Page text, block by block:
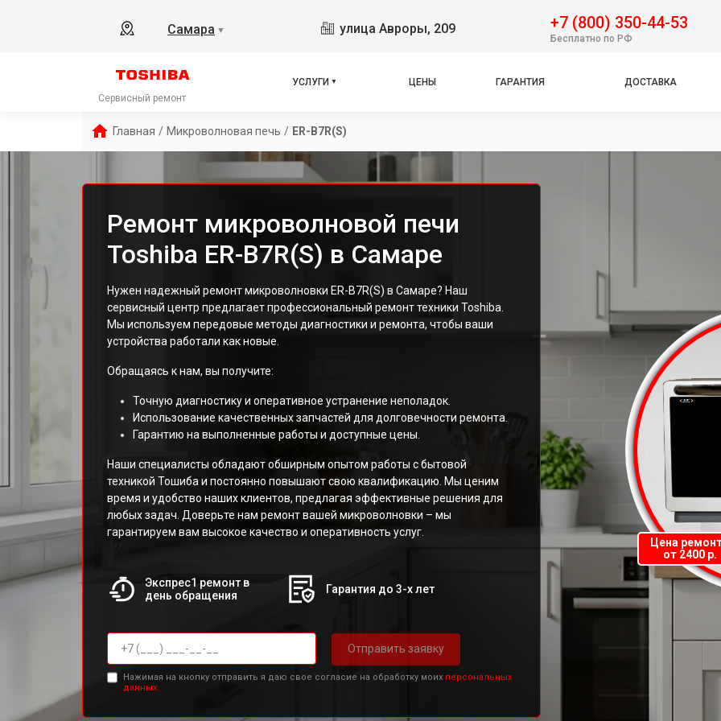
Самара ▼ улица Авроры, 209 +7 (800) 350-44-53
Бесплатно по РФ
Сервисный ремонт
УСЛУГИ ЦЕНЫ ГАРАНТИЯ ДОСТАВКА
Главная / Микроволновая печь / ER-B7R(S)
Ремонт микроволновой печи
Toshiba ER-B7R(S) в Самаре
Нужен надежный ремонт микроволновки ER-B7R(S) в Самаре? Наш
сервисный центр предлагает профессиональный ремонт техники Toshiba.
Мы используем передовые методы диагностики и ремонта, чтобы ваши
устройства работали как новые.
Обращаясь к нам, вы получите:
Точную диагностику и оперативное устранение неполадок.
Использование качественных запчастей для долговечности ремонта.
Гарантию на выполненные работы и доступные цены.
Наши специалисты обладают обширным опытом работы с бытовой
техникой Тошиба и постоянно повышают свою квалификацию. Мы ценим
время и удобство наших клиентов, предлагая эффективные решения для
любых задач. Доверьте нам ремонт вашей микроволновки – мы
гарантируем вам высокое качество и оперативность услуг.
Экспрес1 ремонт в
день обращения
Гарантия до 3-х лет
Отправить заявку
Нажимая на кнопку отправить я даю свое согласие на обработку моих персональных
данных.
Цена
от 2400 р.